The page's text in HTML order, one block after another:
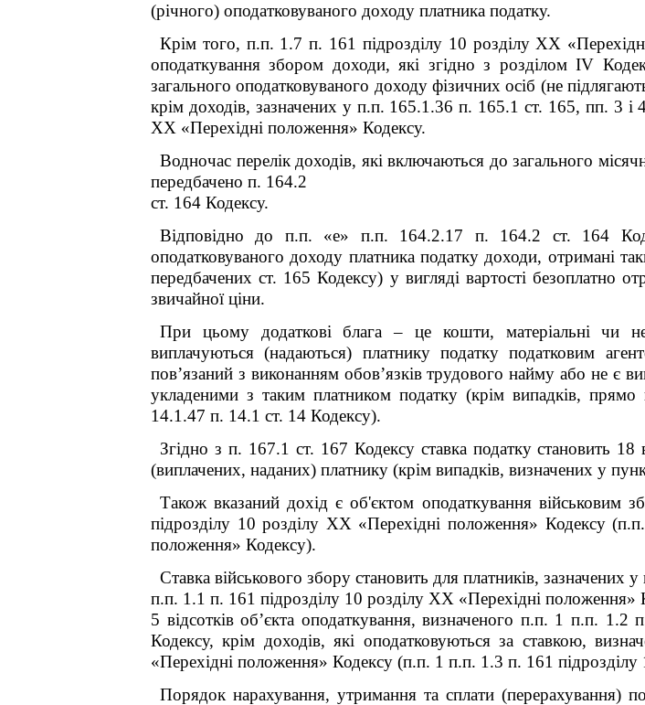
(річного) оподатковуваного доходу платника податку.
Крім того, п.п. 1.7 п. 161 підрозділу 10 розділу XX
оподаткування збором доходи, які згідно з розділом IV
загального оподатковуваного доходу фізичних осіб (не
крім доходів, зазначених у п.п. 165.1.36 п. 165.1 ст. 165, пп. 3 і
XX «Перехідні положення» Кодексу.
Водночас перелік доходів, які включаються до загального
передбачено п. 164.2
ст. 164 Кодексу.
Відповідно до п.п. «е» п.п. 164.2.17 п. 164.2 ст. 164
оподатковуваного доходу платника податку доходи, отримані
передбачених ст. 165 Кодексу) у вигляді вартості безоплатно
звичайної ціни.
При цьому додаткові блага – це кошти, матеріальні чи
виплачуються (надаються) платнику податку податковим
пов’язаний з виконанням обов’язків трудового найму або не є
укладеними з таким платником податку (крім випадків,
14.1.47 п. 14.1 ст. 14 Кодексу).
Згідно з п. 167.1 ст. 167 Кодексу ставка податку становить
(виплачених, наданих) платнику (крім випадків, визначених у
Також вказаний дохід є об'єктом оподаткування
підрозділу 10 розділу XX «Перехідні положення» Кодексу
положення» Кодексу).
Ставка військового збору становить для платників, зазначених у
п.п. 1.1 п. 161 підрозділу 10 розділу XX «Перехідні положення»
5 відсотків об’єкта оподаткування, визначеного п.п. 1 п.п. 1.2
Кодексу, крім доходів, які оподатковуються за ставкою,
«Перехідні положення» Кодексу (п.п. 1 п.п. 1.3 п. 161
Порядок нарахування, утримання та сплати (перерахування)